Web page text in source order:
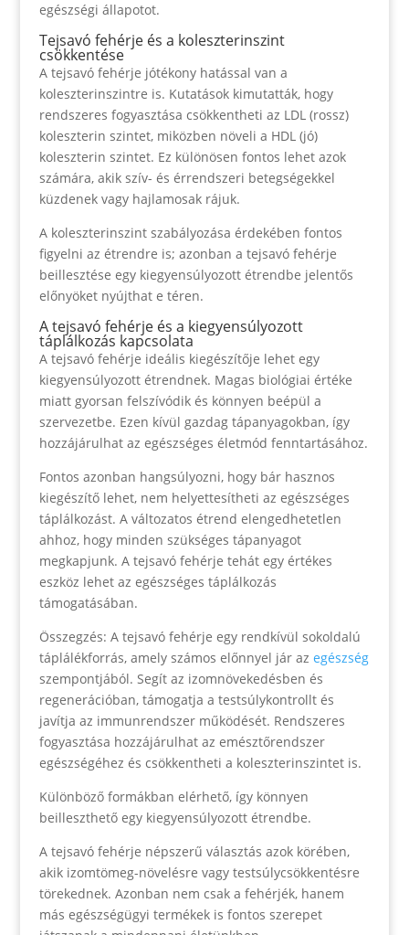
egészségi állapotot.
Tejsavó fehérje és a koleszterinszint
csökkentése
A tejsavó fehérje jótékony hatással van a
koleszterinszintre is. Kutatások kimutatták, hogy
rendszeres fogyasztása csökkentheti az LDL (rossz)
koleszterin szintet, miközben növeli a HDL (jó)
koleszterin szintet. Ez különösen fontos lehet azok
számára, akik szív- és érrendszeri betegségekkel
küzdenek vagy hajlamosak rájuk.
A koleszterinszint szabályozása érdekében fontos
figyelni az étrendre is; azonban a tejsavó fehérje
beillesztése egy kiegyensúlyozott étrendbe jelentős
előnyöket nyújthat e téren.
A tejsavó fehérje és a kiegyensúlyozott
táplálkozás kapcsolata
A tejsavó fehérje ideális kiegészítője lehet egy
kiegyensúlyozott étrendnek. Magas biológiai értéke
miatt gyorsan felszívódik és könnyen beépül a
szervezetbe. Ezen kívül gazdag tápanyagokban, így
hozzájárulhat az egészséges életmód fenntartásához.
Fontos azonban hangsúlyozni, hogy bár hasznos
kiegészítő lehet, nem helyettesítheti az egészséges
táplálkozást. A változatos étrend elengedhetetlen
ahhoz, hogy minden szükséges tápanyagot
megkapjunk. A tejsavó fehérje tehát egy értékes
eszköz lehet az egészséges táplálkozás
támogatásában.
Összegzés: A tejsavó fehérje egy rendkívül sokoldalú
táplálékforrás, amely számos előnnyel jár az egészség
szempontjából. Segít az izomnövekedésben és
regenerációban, támogatja a testsúlykontrollt és
javítja az immunrendszer működését. Rendszeres
fogyasztása hozzájárulhat az emésztőrendszer
egészségéhez és csökkentheti a koleszterinszintet is.
Különböző formákban elérhető, így könnyen
beilleszthető egy kiegyensúlyozott étrendbe.
A tejsavó fehérje népszerű választás azok körében,
akik izomtömeg-növelésre vagy testsúlycsökkentésre
törekednek. Azonban nem csak a fehérjék, hanem
más egészségügyi termékek is fontos szerepet